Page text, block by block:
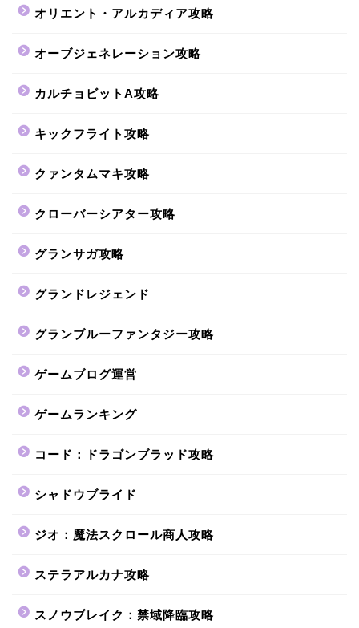
オリエント・アルカディア攻略
オーブジェネレーション攻略
カルチョビットA攻略
キックフライト攻略
クァンタムマキ攻略
クローバーシアター攻略
グランサガ攻略
グランドレジェンド
グランブルーファンタジー攻略
ゲームブログ運営
ゲームランキング
コード：ドラゴンブラッド攻略
シャドウブライド
ジオ：魔法スクロール商人攻略
ステラアルカナ攻略
スノウブレイク：禁域降臨攻略